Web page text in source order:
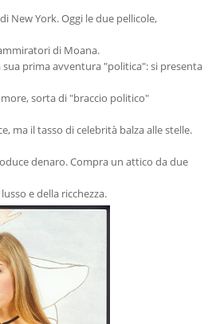
New York. Oggi le due pellicole,
di Moana.
prima avventura "politica": si presenta
sorta di "braccio politico"
ma il tasso di celebrità balza alle stelle.
denaro. Compra un attico da due
e della ricchezza.